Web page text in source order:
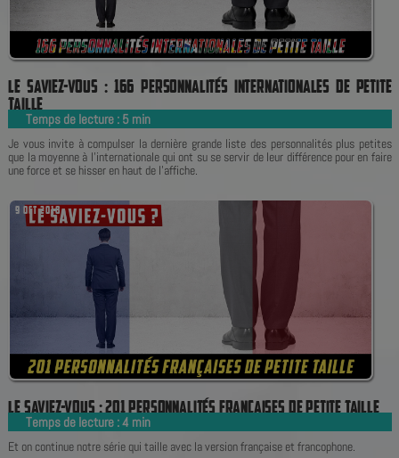
LE SAVIEZ-VOUS : 166 PERSONNALITÉS INTERNATIONALES DE PETITE
TAILLE
Temps de lecture : 5 min
Je vous invite à compulser la dernière grande liste des personnalités plus petites
que la moyenne à l'internationale qui ont su se servir de leur différence pour en faire
une force et se hisser en haut de l'affiche.
LESAVIEZ-VOUS:201PERSONNALITÉSFRANÇAISESDEPETITETAILLE
9 OCT 2018
Temps de lecture :4 min
Et on continue notre série qui taille avec la version française et francophone.